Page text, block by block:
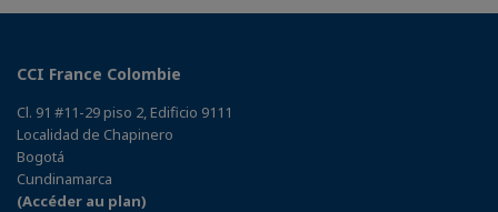
CCI France Colombie
Cl. 91 #11-29 piso 2, Edificio 9111
Localidad de Chapinero
Bogotá
Cundinamarca
(Accéder au plan)